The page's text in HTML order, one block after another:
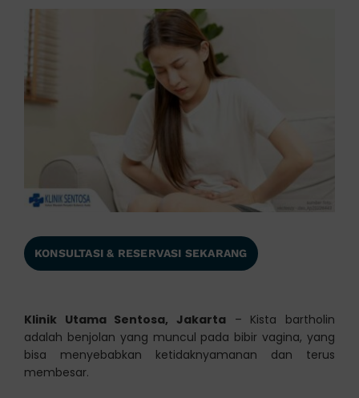
KONSULTASI & RESERVASI SEKARANG
Klinik Utama Sentosa, Jakarta – Kista bartholin
adalah benjolan yang muncul pada bibir vagina, yang
bisa menyebabkan ketidaknyamanan dan terus
membesar.